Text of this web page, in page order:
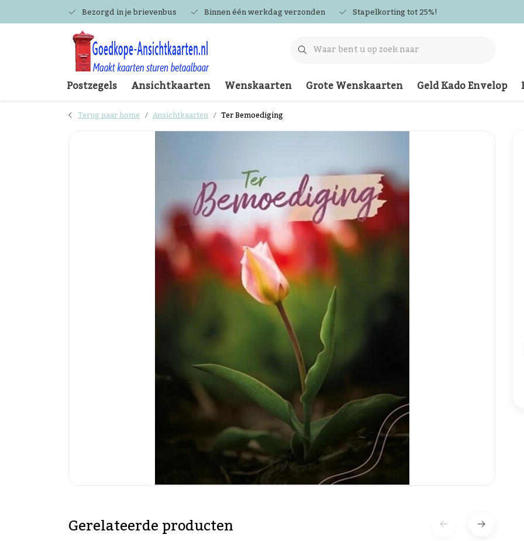
Bezorgd in je brievenbus Binnen één werkdag verzonden Stapelkorting tot 25%!
Postzegels Ansichtkaarten Wenskaarten Grote Wenskaarten Geld Kado Envelop
Terug naar home Ansichtkaarten Ter Bemoediging
Gerelateerde producten